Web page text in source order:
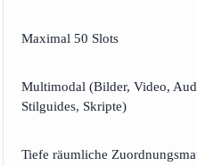
Maximal 50 Slots
Multimodal (Bilder, Video,
Stilguides, Skripte)
Tiefe räumliche